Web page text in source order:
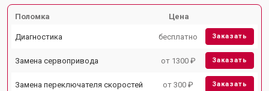
Поломка Цена
Диагностика бесплатно Заказать
Замена сервопривода от 1300 ₽ Заказать
Замена переключателя скоростей от 300 ₽ Заказать